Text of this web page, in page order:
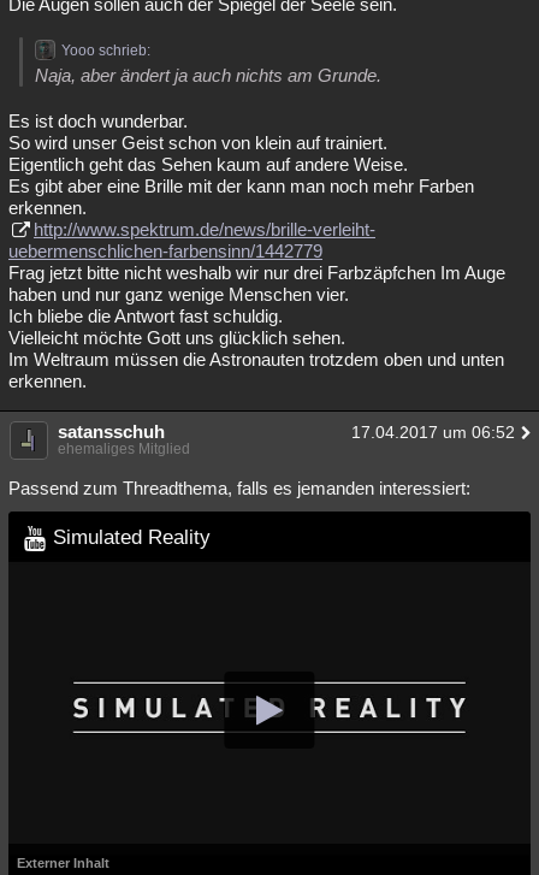
Die Augen sollen auch der Spiegel der Seele sein.
Yooo schrieb:
Naja, aber ändert ja auch nichts am Grunde.
Es ist doch wunderbar.
So wird unser Geist schon von klein auf trainiert.
Eigentlich geht das Sehen kaum auf andere Weise.
Es gibt aber eine Brille mit der kann man noch mehr Farben
erkennen.
http://www.spektrum.de/news/brille-verleiht-
uebermenschlichen-farbensinn/1442779
Frag jetzt bitte nicht weshalb wir nur drei Farbzäpfchen Im Auge
haben und nur ganz wenige Menschen vier.
Ich bliebe die Antwort fast schuldig.
Vielleicht möchte Gott uns glücklich sehen.
Im Weltraum müssen die Astronauten trotzdem oben und unten
erkennen.
satansschuh 17.04.2017 um 06:52
ehemaliges Mitglied
Passend zum Threadthema, falls es jemanden interessiert:
Simulated Reality
Externer Inhalt